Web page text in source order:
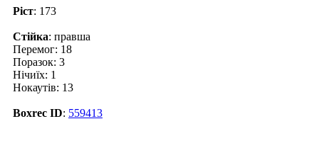
Ріст: 173
Стійка: правша
Перемог: 18
Поразок: 3
Нічиїх: 1
Нокаутів: 13
Boxrec ID: 559413